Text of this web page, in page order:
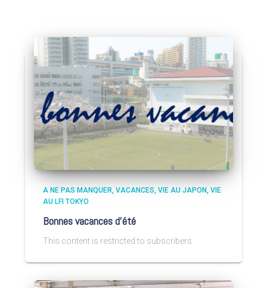
A NE PAS MANQUER VACANCES VIE AU JAPON VIE
AU LFI TOKYO
Bonnes vacances d’été
This content is restricted to subscribers